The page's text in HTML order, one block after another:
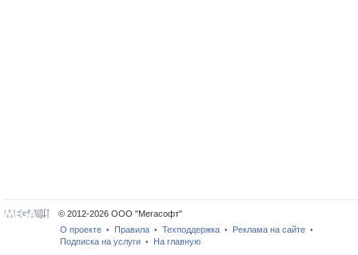
© 2012-2026 ООО "Мегасофт"
О проекте • Правила • Техподдержка • Реклама на сайте •
Подписка на услуги • На главную